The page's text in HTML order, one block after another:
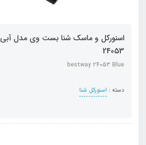
اسنورکل و ماسک شنا بست وی مدل آبی
24053
bestway 24053 Blue
دسته : اسنورکل شنا